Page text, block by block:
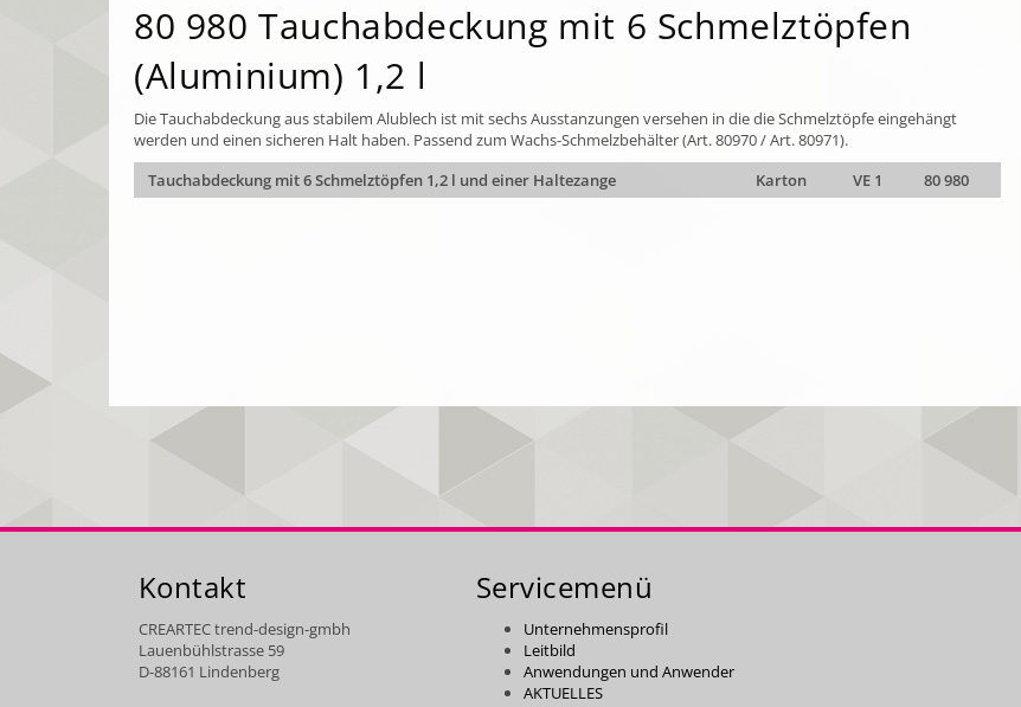
80 980 Tauchabdeckung mit 6 Schmelztöpfen
(Aluminium) 1,2 l
Die Tauchabdeckung aus stabilem Alublech ist mit sechs Ausstanzungen versehen in die die Schmelztöpfe eingehängt
werden und einen sicheren Halt haben. Passend zum Wachs-Schmelzbehälter (Art. 80970 / Art. 80971).
Tauchabdeckung mit 6 Schmelztöpfen 1,2 l und einer Haltezange
Karton VE 1 80 980
Kontakt
CREARTEC trend-design-gmbh
Lauenbühlstrasse 59
D-88161 Lindenberg
Servicemenü
Unternehmensprofil
Leitbild
Anwendungen und Anwender
AKTUELLES